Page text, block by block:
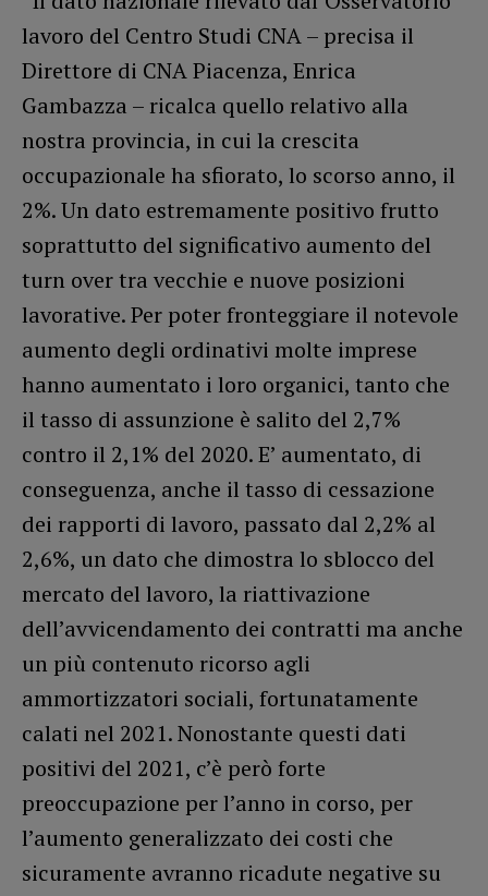
lavoro del Centro Studi CNA – precisa il
Direttore di CNA Piacenza, Enrica
Gambazza – ricalca quello relativo alla
nostra provincia, in cui la crescita
occupazionale ha sfiorato, lo scorso anno, il
2%. Un dato estremamente positivo frutto
soprattutto del significativo aumento del
turn over tra vecchie e nuove posizioni
lavorative. Per poter fronteggiare il notevole
aumento degli ordinativi molte imprese
hanno aumentato i loro organici, tanto che
il tasso di assunzione è salito del 2,7%
contro il 2,1% del 2020. E’ aumentato, di
conseguenza, anche il tasso di cessazione
dei rapporti di lavoro, passato dal 2,2% al
2,6%, un dato che dimostra lo sblocco del
mercato del lavoro, la riattivazione
dell’avvicendamento dei contratti ma anche
un più contenuto ricorso agli
ammortizzatori sociali, fortunatamente
calati nel 2021. Nonostante questi dati
positivi del 2021, c’è però forte
preoccupazione per l’anno in corso, per
l’aumento generalizzato dei costi che
sicuramente avranno ricadute negative su